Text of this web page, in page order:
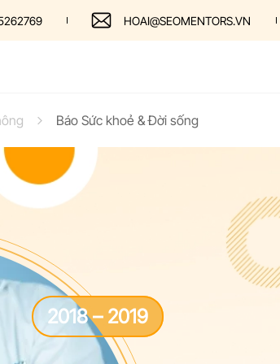
HOAI@SEOMENTORS.VN
Báo Sức khoẻ & Đời sống
2018 – 2019
1